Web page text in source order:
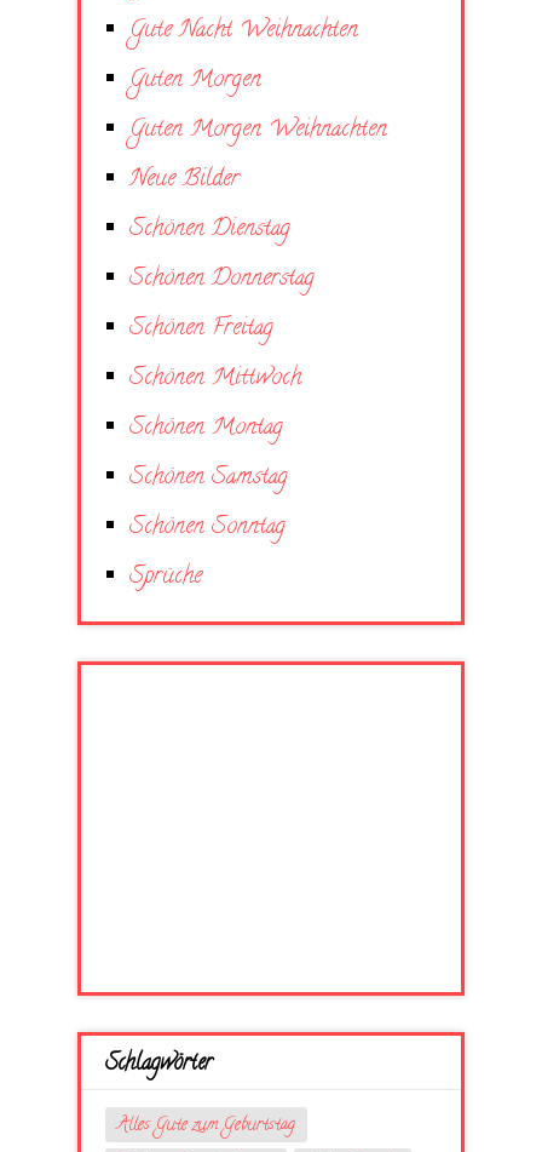
Gute Nacht Weihnachten
Guten Morgen
Guten Morgen Weihnachten
Neue Bilder
Schönen Dienstag
Schönen Donnerstag
Schönen Freitag
Schönen Mittwoch
Schönen Montag
Schönen Samstag
Schönen Sonntag
Sprüche
Schlagwörter
Alles Gute zum Geburtstag